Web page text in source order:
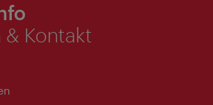
& Kontakt